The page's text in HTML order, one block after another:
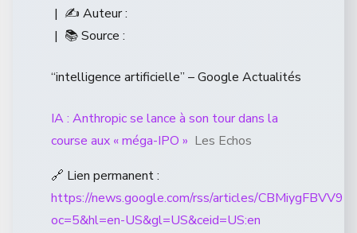
| ✍️ Auteur :
| 📚 Source :
“intelligence artificielle” – Google Actualités
IA : Anthropic se lance à son tour dans la
course aux « méga-IPO » Les Echos
🔗 Lien permanent :
https://news.google.com/rss/articles/
oc=5&hl=en-US&gl=US&ceid=US:en